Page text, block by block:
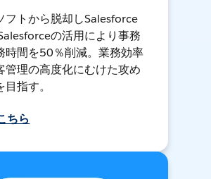
フトから脱却しSalesforce
の活用により事務
時間を50％削減。業務効率
管理の高度化にむけた攻め
指す。
ちら